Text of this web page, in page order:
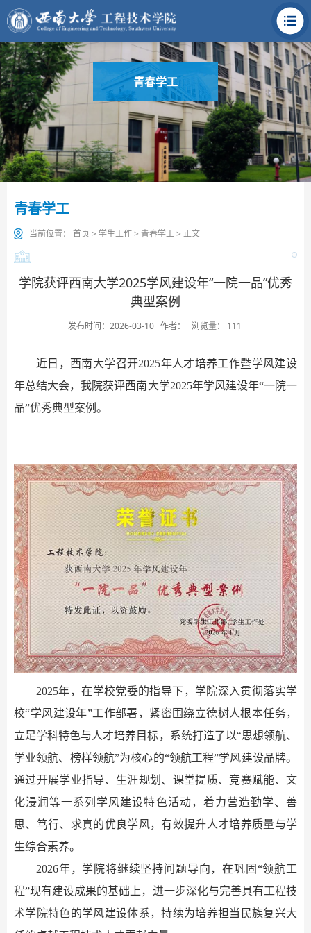
青春学工
青春学工
当前位置： 首页 > 学生工作> 青春学工> 正文
学院获评西南大学2025学风建设年“一院一品”优秀
典型案例
发布时间：2026-03-10 作者： 浏览量： 111
近日，西南大学召开2025年人才培养工作暨学风建设
年总结大会，我院获评西南大学2025年学风建设年“一院一
品”优秀典型案例。
2025年，在学校党委的指导下，学院深入贯彻落实学
校“学风建设年”工作部署，紧密围绕立德树人根本任务，
立足学科特色与人才培养目标，系统打造了以“思想领航、
学业领航、榜样领航”为核心的“领航工程”学风建设品牌。
通过开展学业指导、生涯规划、课堂提质、竞赛赋能、文
化浸润等一系列学风建设特色活动，着力营造勤学、善
思、笃行、求真的优良学风，有效提升人才培养质量与学
生综合素养。
2026年，学院将继续坚持问题导向，在巩固“领航工
程”现有建设成果的基础上，进一步深化与完善具有工程技
术学院特色的学风建设体系，持续为培养担当民族复兴大